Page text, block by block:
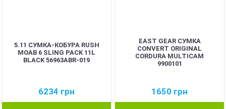
5.11 СУМКА-КОБУРА RUSH
MOAB 6 SLING PACK 11L
BLACK 56963ABR-019
6234 грн
EAST GEAR СУМКА
CONVERT ORIGINAL
CORDURA MULTICAM
9900101
1650 грн